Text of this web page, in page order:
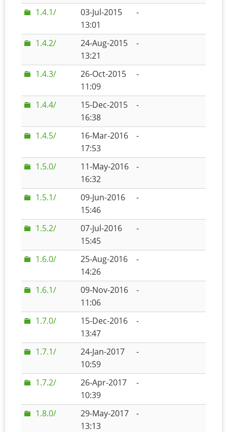
1.4.1/
03-Jul-2015
13:01
-
1.4.2/
24-Aug-2015
13:21
-
1.4.3/
26-Oct-2015
11:09
-
1.4.4/
15-Dec-2015
16:38
-
1.4.5/
16-Mar-2016
17:53
-
1.5.0/
11-May-2016
16:32
-
1.5.1/
09-Jun-2016
15:46
-
1.5.2/
07-Jul-2016
15:45
-
1.6.0/
25-Aug-2016
14:26
-
1.6.1/
09-Nov-2016
11:06
-
1.7.0/
15-Dec-2016
13:47
-
1.7.1/
24-Jan-2017
10:59
-
1.7.2/
26-Apr-2017
10:39
-
1.8.0/
29-May-2017
13:13
-